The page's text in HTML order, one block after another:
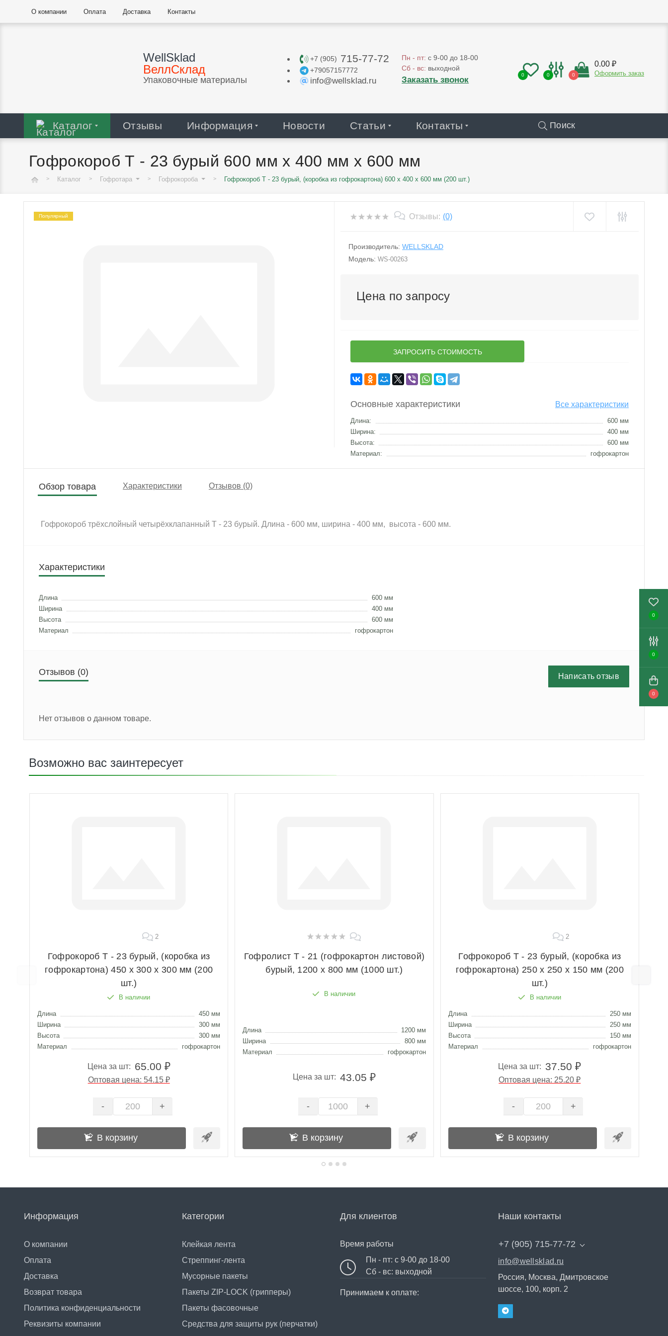
0
0
0
О компании Оплата Доставка Контакты
WellSklad
ВеллСклад
Упаковочные материалы
+7 (905) 715-77-72
+79057157772
info@wellsklad.ru
Пн - пт: с 9-00 до 18-00
Сб - вс: выходной
Заказать звонок
0 0 0
0.00 ₽
Оформить заказ
Каталог Отзывы Информация Новости Статьи Контакты Поиск
Гофрокороб Т - 23 бурый 600 мм х 400 мм х 600 мм
Каталог Гофротара Гофрокороба Гофрокороб Т - 23 бурый, (коробка из гофрокартона) 600 х 400 х 600 мм (200 шт.)
Популярный Отзывы: (0)
Производитель: WELLSKLAD
Модель: WS-00263
Цена по запросу
ЗАПРОСИТЬ СТОИМОСТЬ
Основные характеристики Все характеристики
Длина:
600 мм
Ширина:
400 мм
Высота:
600 мм
Материал:
гофрокартон
Обзор товара Характеристики Отзывов (0)
Гофрокороб трёхслойный четырёхклапанный Т - 23 бурый. Длина - 600 мм, ширина - 400 мм, высота - 600 мм.
Характеристики
Длина
600 мм
Ширина
400 мм
Высота
600 мм
Материал
гофрокартон
Отзывов (0) Написать отзыв
Нет отзывов о данном товаре.
Возможно вас заинтересует
2
Гофрокороб Т - 23 бурый, (коробка из
гофрокартона) 450 х 300 х 300 мм (200
шт.)
В наличии
Длина
450 мм
Ширина
300 мм
Высота
300 мм
Материал
гофрокартон
Цена за шт: 65.00 ₽
Оптовая цена: 54.15 ₽
- +
В корзину
Гофролист Т - 21 (гофрокартон листовой)
бурый, 1200 х 800 мм (1000 шт.)
В наличии
Длина
1200 мм
Ширина
800 мм
Материал
гофрокартон
Цена за шт: 43.05 ₽
- +
В корзину
2
Гофрокороб Т - 23 бурый, (коробка из
гофрокартона) 250 х 250 х 150 мм (200
шт.)
В наличии
Длина
250 мм
Ширина
250 мм
Высота
150 мм
Материал
гофрокартон
Цена за шт: 37.50 ₽
Оптовая цена: 25.20 ₽
- +
В корзину
Информация
О компании
Оплата
Доставка
Возврат товара
Политика конфиденциальности
Реквизиты компании
Категории
Клейкая лента
Стреппинг-лента
Мусорные пакеты
Пакеты ZIP-LOCK (грипперы)
Пакеты фасовочные
Средства для защиты рук (перчатки)
Для клиентов
Время работы
Пн - пт: с 9-00 до 18-00
Сб - вс: выходной
Принимаем к оплате:
Наши контакты
+7 (905) 715-77-72
info@wellsklad.ru
Россия, Москва, Дмитровское
шоссе, 100, корп. 2